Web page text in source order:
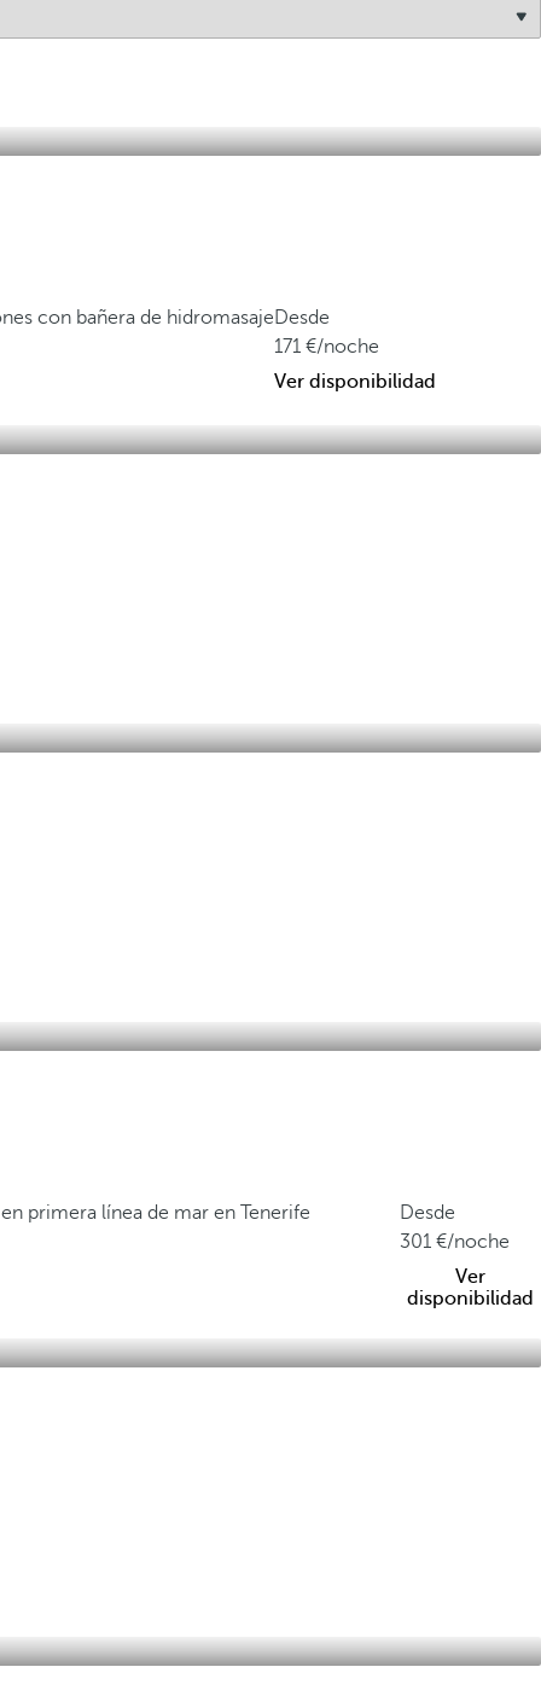
con bañera de hidromasajeDesde
171
/noche
Ver disponibilidad
primera línea de mar en Tenerife
Desde
301
/noche
Ver
disponibilidad